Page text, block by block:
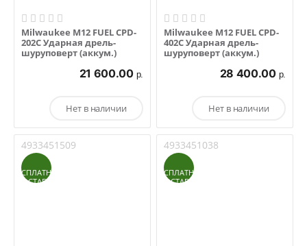
Milwaukee M12 FUEL CPD-
202C Ударная дрель-
шуруповерт (аккум.)
21 600.00 р.
Нет в наличии
Milwaukee M12 FUEL CPD-
402C Ударная дрель-
шуруповерт (аккум.)
28 400.00 р.
Нет в наличии
4933451509
БЕСПЛАТНАЯ
ДОСТАВКА
4933451038
БЕСПЛАТНАЯ
ДОСТАВКА